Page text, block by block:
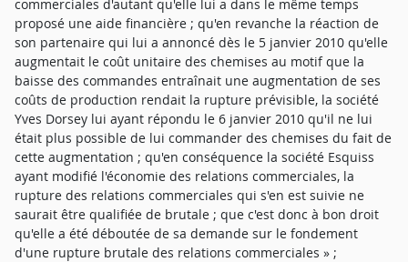
commerciales d'autant qu'elle lui a dans le même temps
proposé une aide financière ; qu'en revanche la réaction de
son partenaire qui lui a annoncé dès le 5 janvier 2010 qu'elle
augmentait le coût unitaire des chemises au motif que la
baisse des commandes entraînait une augmentation de ses
coûts de production rendait la rupture prévisible, la société
Yves Dorsey lui ayant répondu le 6 janvier 2010 qu'il ne lui
était plus possible de lui commander des chemises du fait de
cette augmentation ; qu'en conséquence la société Esquiss
ayant modifié l'économie des relations commerciales, la
rupture des relations commerciales qui s'en est suivie ne
saurait être qualifiée de brutale ; que c'est donc à bon droit
qu'elle a été déboutée de sa demande sur le fondement
d'une rupture brutale des relations commerciales » ;